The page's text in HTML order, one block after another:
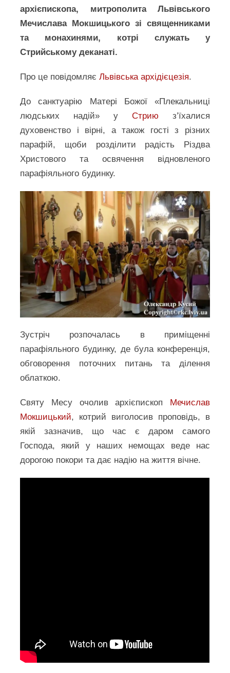
архієпископа, митрополита Львівського
Мечислава Мокшицького зі священниками
та монахинями, котрі служать у
Стрийському деканаті.
Про це повідомляєЛьвівська архідієцезія.
До cанктуарію Матері Божої «Плекальниці
людських надій» у Стрию з’їхалися
духовенство і вірні, а також гості з різних
парафій, щоби розділити радість Різдва
Христового та освячення відновленого
парафіяльного будинку.
Зустріч розпочалась в приміщенні
парафіяльного будинку, де була конференція,
обговорення поточних питань та ділення
облаткою.
Святу Месу очолив архієпископ Мечислав
Мокшицький, котрий виголосив проповідь, в
якій зазначив, що час є даром самого
Господа, який у наших немощах веде нас
дорогою покори та дає надію на життя вічне.